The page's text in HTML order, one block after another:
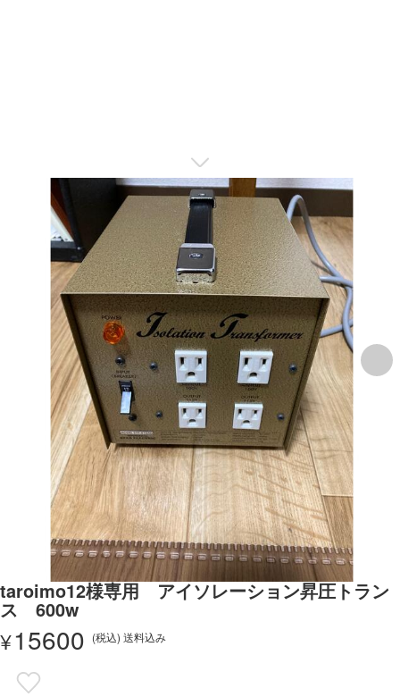
taroimo12様専用 アイソレーション昇圧トラン
ス 600w
¥15600 (税込) 送料込み